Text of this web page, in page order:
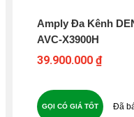
Amply Đa Kênh
AVC-X3900H
39.900.000 ₫
GỌI CÓ GIÁ TỐT